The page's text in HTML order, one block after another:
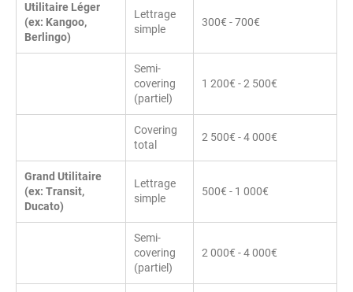
Utilitaire Léger
(ex: Kangoo,
Berlingo)
Lettrage
simple
300€ - 700€
Semi-
covering
(partiel)
1 200€ - 2 500€
Covering
total
2 500€ - 4 000€
Grand Utilitaire
(ex: Transit,
Ducato)
Lettrage
simple
500€ - 1 000€
Semi-
covering
(partiel)
2 000€ - 4 000€